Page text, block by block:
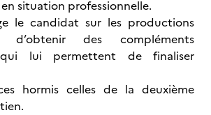
situation professionnelle.
le candidat sur les productions
d’obtenir des compléments
qui lui permettent de finaliser
hormis celles de la deuxième